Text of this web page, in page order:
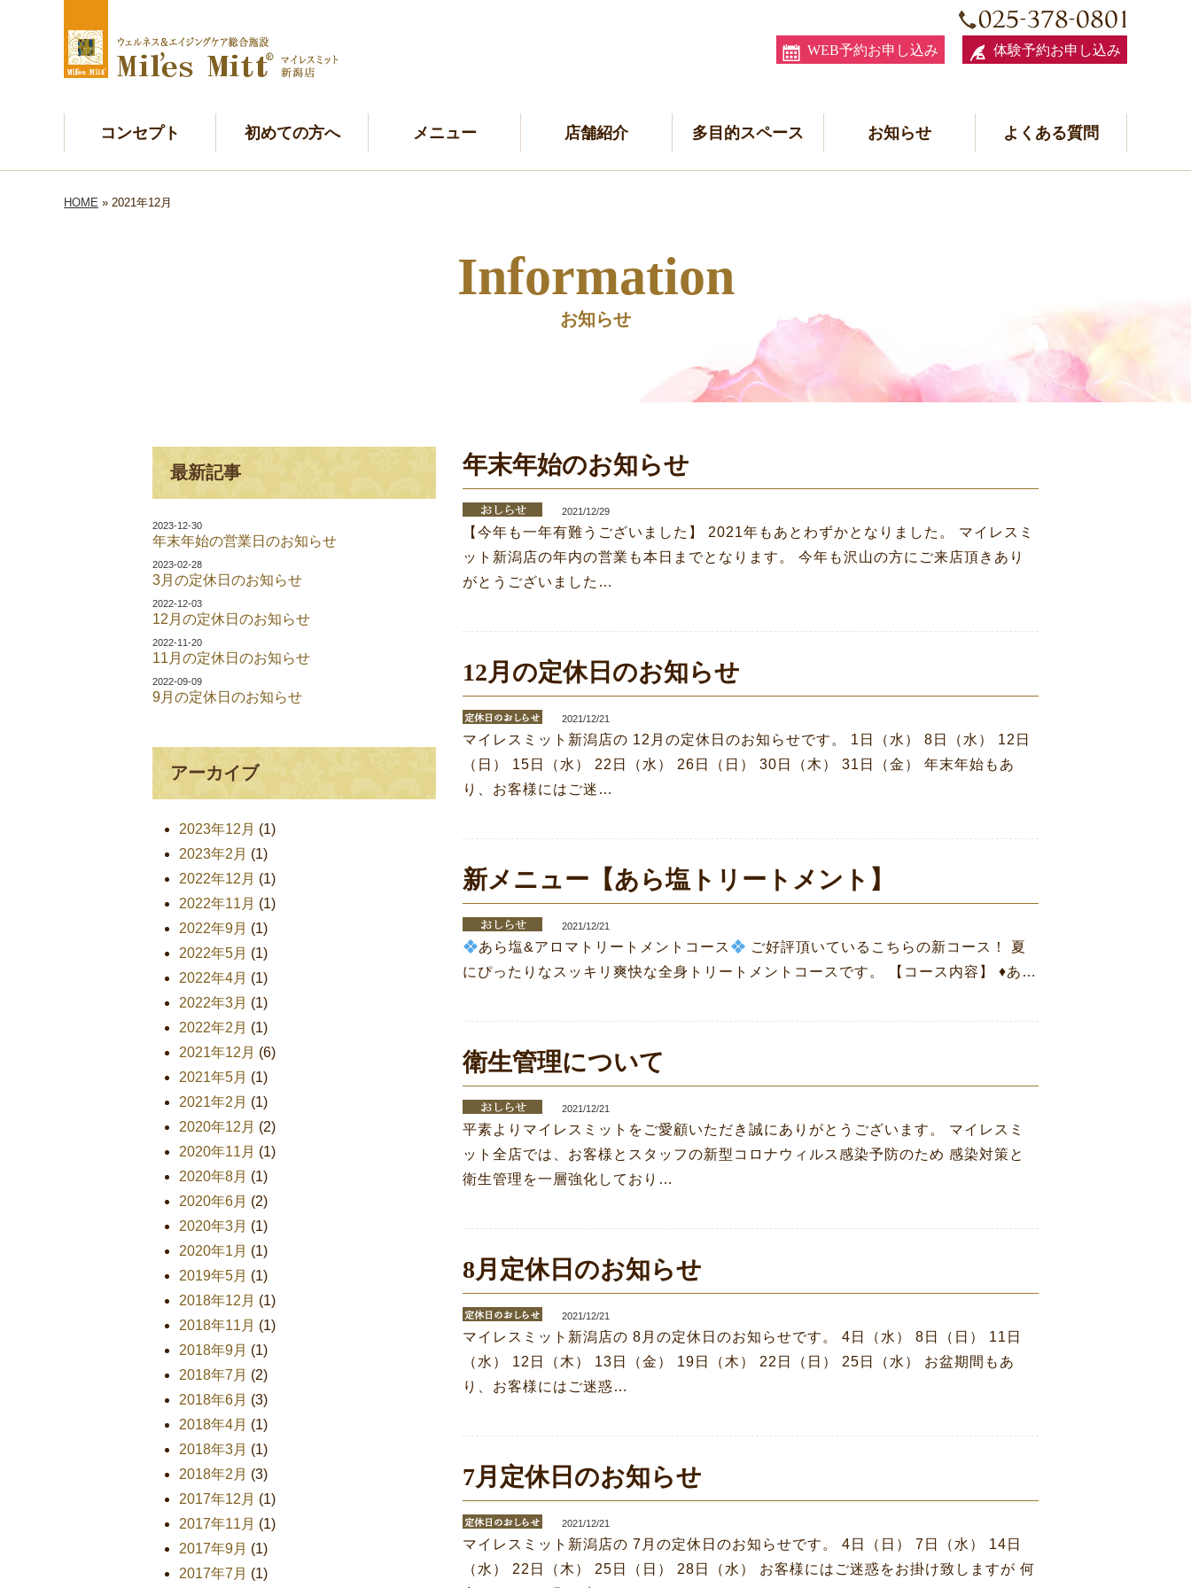
WEB予約お申し込み 体験予約お申し込み
コンセプト 初めての方へ メニュー 店舗紹介 多目的スペース お知らせ よくある質問
HOME » 2021年12月
Information
お知らせ
年末年始のお知らせ
2021/12/29
【今年も一年有難うございました】 2021年もあとわずかとなりました。 マイレスミ
ット新潟店の年内の営業も本日までとなります。 今年も沢山の方にご来店頂きあり
がとうございました…
12月の定休日のお知らせ
2021/12/21
マイレスミット新潟店の 12月の定休日のお知らせです。 1日（水） 8日（水） 12日
（日） 15日（水） 22日（水） 26日（日） 30日（木） 31日（金） 年末年始もあ
り、お客様にはご迷…
新メニュー【あら塩トリートメント】
2021/12/21
あら塩&アロマトリートメントコース
ご好評頂いているこちらの新コース！ 夏
にぴったりなスッキリ爽快な全身トリートメントコースです。 【コース内容】 ♦あ…
衛生管理について
2021/12/21
平素よりマイレスミットをご愛顧いただき誠にありがとうございます。 マイレスミ
ット全店では、お客様とスタッフの新型コロナウィルス感染予防のため 感染対策と
衛生管理を一層強化しており…
8月定休日のお知らせ
2021/12/21
マイレスミット新潟店の 8月の定休日のお知らせです。 4日（水） 8日（日） 11日
（水） 12日（木） 13日（金） 19日（木） 22日（日） 25日（水） お盆期間もあ
り、お客様にはご迷惑…
7月定休日のお知らせ
2021/12/21
マイレスミット新潟店の 7月の定休日のお知らせです。 4日（日） 7日（水） 14日
（水） 22日（木） 25日（日） 28日（水） お客様にはご迷惑をお掛け致しますが 何
最新記事
2023-12-30
年末年始の営業日のお知らせ
2023-02-28
3月の定休日のお知らせ
2022-12-03
12月の定休日のお知らせ
2022-11-20
11月の定休日のお知らせ
2022-09-09
9月の定休日のお知らせ
アーカイブ
2023年12月 (1)
2023年2月 (1)
2022年12月 (1)
2022年11月 (1)
2022年9月 (1)
2022年5月 (1)
2022年4月 (1)
2022年3月 (1)
2022年2月 (1)
2021年12月 (6)
2021年5月 (1)
2021年2月 (1)
2020年12月 (2)
2020年11月 (1)
2020年8月 (1)
2020年6月 (2)
2020年3月 (1)
2020年1月 (1)
2019年5月 (1)
2018年12月 (1)
2018年11月 (1)
2018年9月 (1)
2018年7月 (2)
2018年6月 (3)
2018年4月 (1)
2018年3月 (1)
2018年2月 (3)
2017年12月 (1)
2017年11月 (1)
2017年9月 (1)
2017年7月 (1)